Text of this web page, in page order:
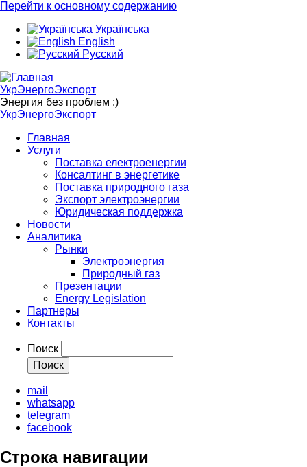
Перейти к основному содержанию
Українська
English
Русский
УкрЭнергоЭкспорт
Энергия без проблем :)
УкрЭнергоЭкспорт
Главная
Услуги
Поставка електроенергии
Консалтинг в энергетике
Поставка природного газа
Экспорт электроэнергии
Юридическая поддержка
Новости
Аналитика
Рынки
Электроэнергия
Природный газ
Презентации
Energy Legislation
Партнеры
Контакты
Поиск
mail
whatsapp
telegram
facebook
Строка навигации